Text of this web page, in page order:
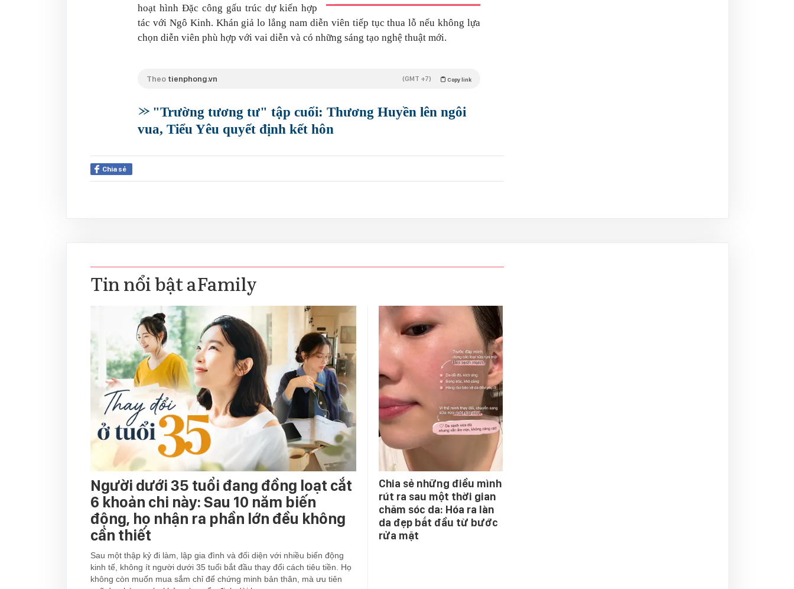
hoạt hình Đặc công gấu trúc dự kiến hợp
tác với Ngô Kinh. Khán giả lo lắng nam diễn viên tiếp tục thua lỗ nếu không lựa
chọn diễn viên phù hợp với vai diễn và có những sáng tạo nghệ thuật mới.
Theo tienphong.vn Copy link
(GMT +7)
"Trường tương tư" tập cuối: Thương Huyền lên ngôi
vua, Tiểu Yêu quyết định kết hôn
Chia sẻ
Tin nổi bật aFamily
Người dưới 35 tuổi đang đồng loạt cắt
6 khoản chi này: Sau 10 năm biến
động, họ nhận ra phần lớn đều không
cần thiết
Sau một thập kỷ đi làm, lập gia đình và đối diện với nhiều biến động
kinh tế, không ít người dưới 35 tuổi bắt đầu thay đổi cách tiêu tiền. Họ
không còn muốn mua sắm chỉ để chứng minh bản thân, mà ưu tiên
Chia sẻ những điều mình
rút ra sau một thời gian
chăm sóc da: Hóa ra làn
da đẹp bắt đầu từ bước
rửa mặt